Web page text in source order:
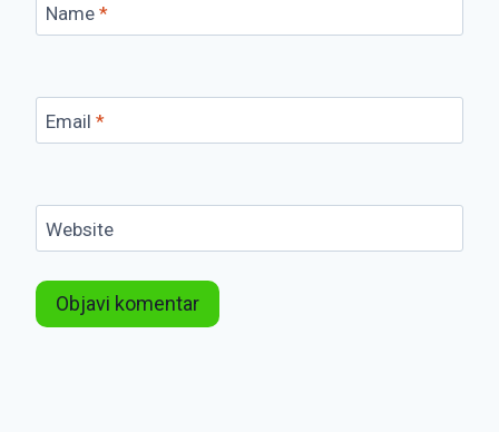
Name *
Email *
Website